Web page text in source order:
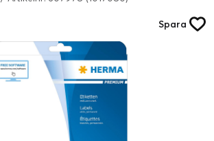
Spara